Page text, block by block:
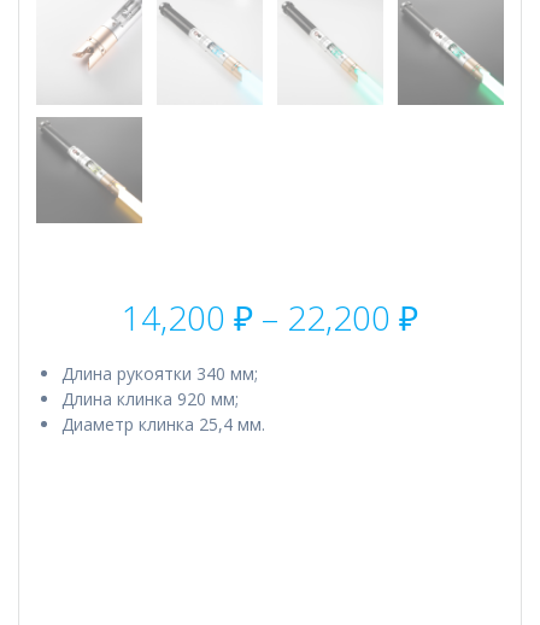
14,200 ₽ – 22,200 ₽
Длина рукоятки 340 мм;
Длина клинка 920 мм;
Диаметр клинка 25,4 мм.